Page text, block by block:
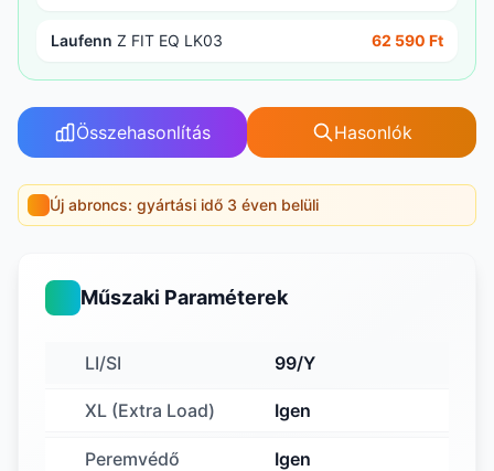
Laufenn Z FIT EQ LK03 62 590 Ft
Összehasonlítás Hasonlók
Új abroncs: gyártási idő 3 éven belüli
Műszaki Paraméterek
LI/SI 99/Y
XL (Extra Load) Igen
Peremvédő Igen